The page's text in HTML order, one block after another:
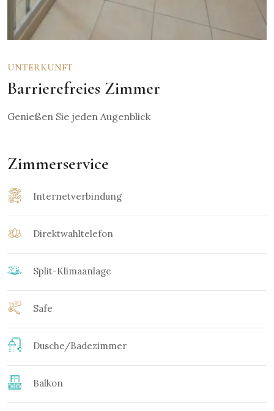
UNTERKUNFT
Barrierefreies Zimmer
Genießen Sie jeden Augenblick
Zimmerservice
Internetverbindung
Direktwahltelefon
Split-Klimaanlage
Safe
Dusche/Badezimmer
Balkon